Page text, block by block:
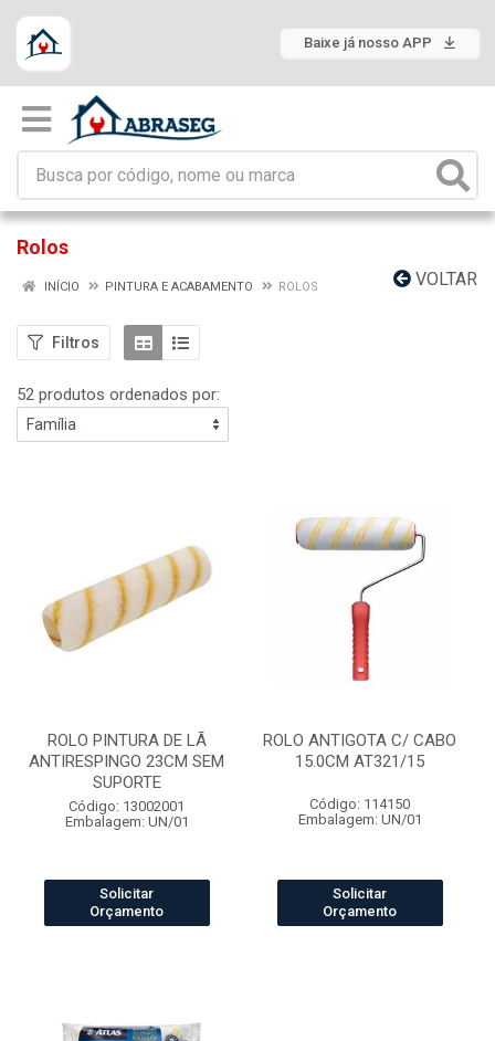
Baixe já nosso APP
Rolos
VOLTAR
INÍCIO PINTURA E ACABAMENTO ROLOS
Filtros
52 produtos ordenados por:
ROLO PINTURA DE LÃ
ANTIRESPINGO 23CM SEM
SUPORTE
Código: 13002001
Embalagem: UN/01
Solicitar
Orçamento
ROLO ANTIGOTA C/ CABO
15.0CM AT321/15
Código: 114150
Embalagem: UN/01
Solicitar
Orçamento